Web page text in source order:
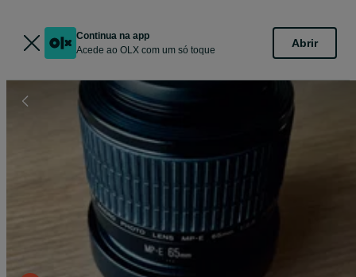
Continua na app
Acede ao OLX com um só toque
Abrir